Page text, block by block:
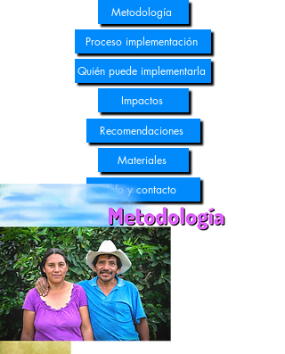
Metodología
Proceso implementación
Quién puede implementarla
Impactos
Recomendaciones
Materiales
Info y contacto